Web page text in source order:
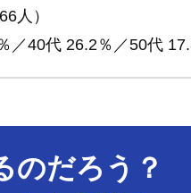
人）
／40代 26.2％／50代
のだろう？